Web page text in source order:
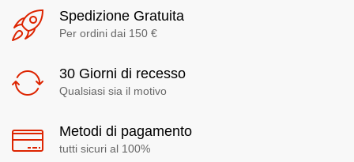
Spedizione Gratuita
Per ordini dai 150 €
30 Giorni di recesso
Qualsiasi sia il motivo
Metodi di pagamento
tutti sicuri al 100%